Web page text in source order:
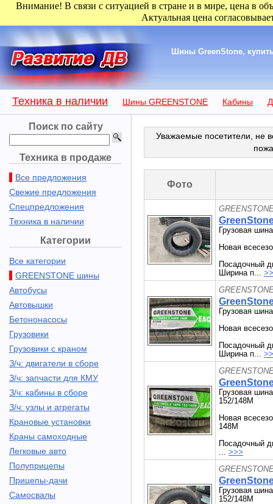
Внимание! В связи с ситуацией в стране и в мире, цена в
Актуальная цена
Шины GreenStone,
Техника в наличии Шины GREENSTONE Кабины
Поиск по сайту
Техника в продаже
Все предложения
Свежие предложения
Спецпредложения
Техника в наличии
Категории
Все категории
GREENSTONE шины
Автобусы
Автовышки
Бетононасосы
Грузовики
Грузовики с краном
З/ч: двигатели в сборе
З/ч: запчасти для КМУ
З/ч: кабины в сборе
З/ч: узлы и агрегаты
Крановые установки
Краны самоходные
Легковые авто
Полуприцепы
Прицепы-дачи
Самосвалы
Уважаемые посетители, не
Фото
Грузовая
Новая
Посадочный
Ширина п...
Грузовая
Новая
Посадочный
Ширина п...
Грузовая
152/148M
Новая
148M
Посадочный
... >>>
Грузовая
152/148M